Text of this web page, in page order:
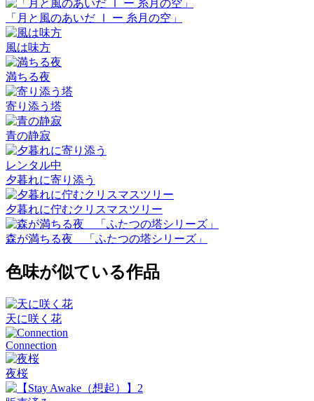
「月と風のあいだ Ⅰ ー 糸月の空」
風は味方
満ちる夜
寄り添う塔
青の静寂
レンタル中
夕暮れに寄り添う
夕暮れに佇むクリスマスツリー
森が満ちる夜 「ふたつの塔シリーズ」
色味が似ている作品
天に咲く花
Connection
夜桜